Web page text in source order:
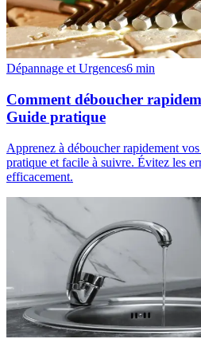
Dépannage et Urgences6 min
Comment déboucher
Guide pratique
Apprenez à déboucher rapidement
pratique et facile à suivre. Évitez les
efficacement.